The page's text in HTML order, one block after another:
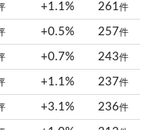
+1.1% 261件
+0.5% 257件
+0.7% 243件
+1.1% 237件
+3.1% 236件